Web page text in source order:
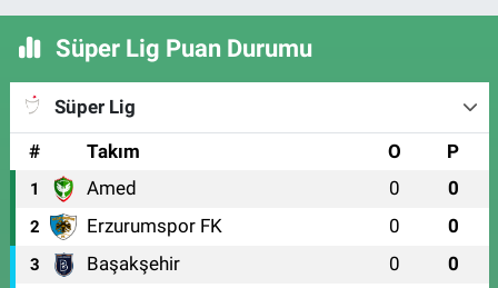
Süper Lig Puan Durumu
Süper Lig
#
Takım O P
1 Amed 0 0
2 Erzurumspor FK 0 0
3 Başakşehir 0 0